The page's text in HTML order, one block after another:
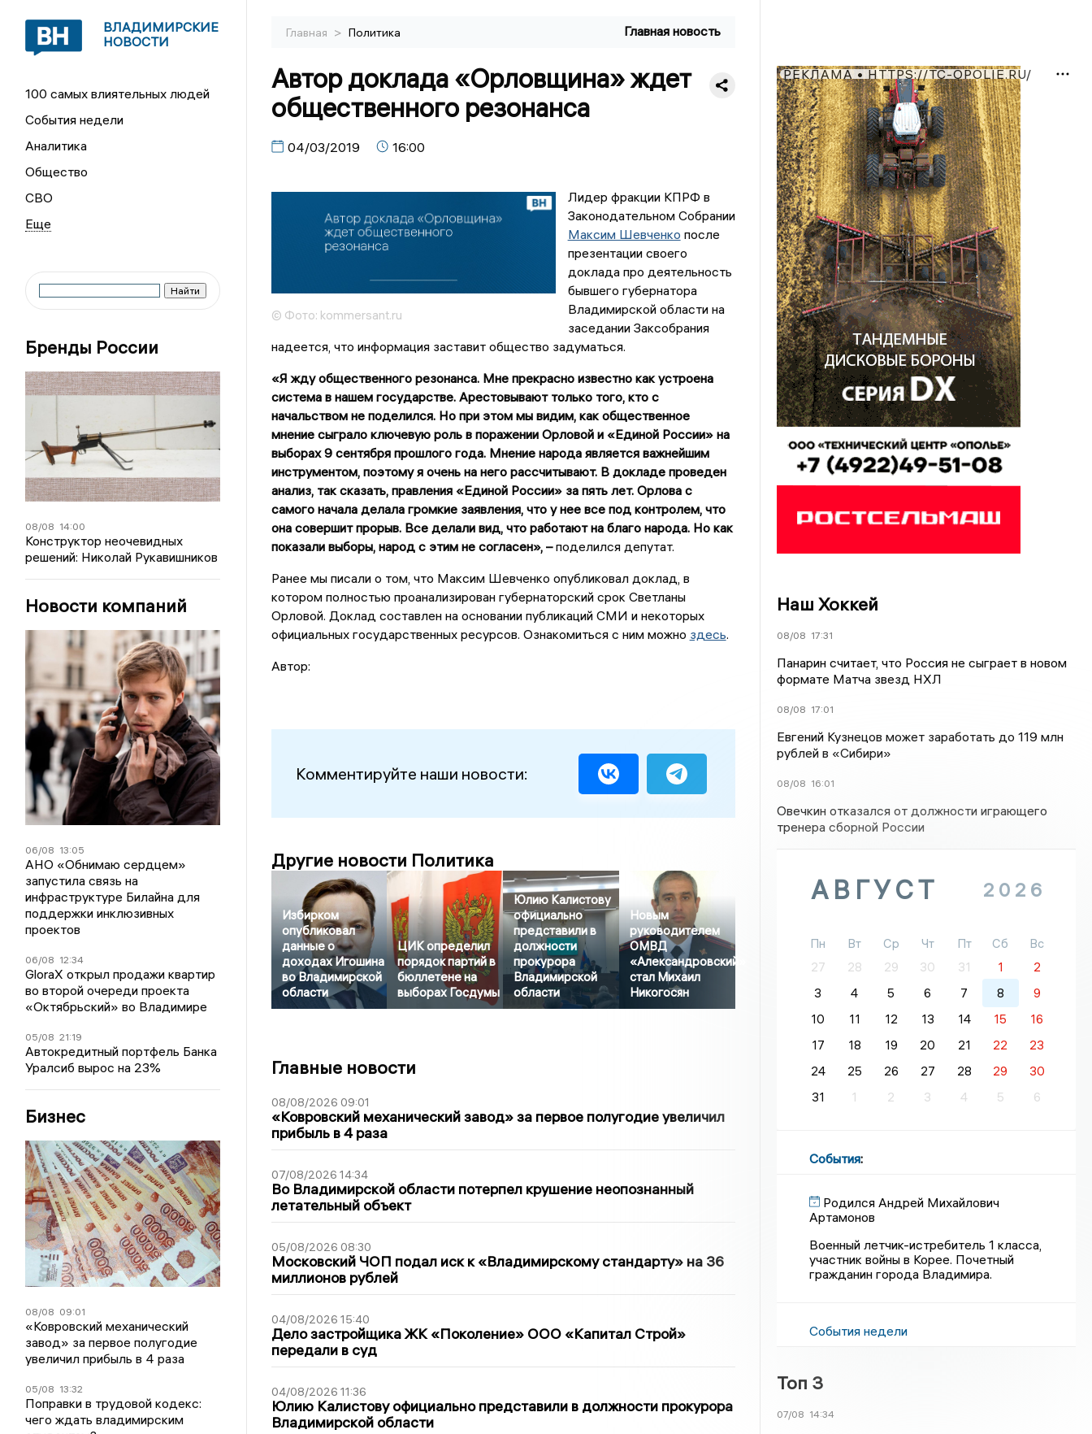
ВЛАДИМИРСКИЕ
НОВОСТИ
100 самых влиятельных людей
События недели
Аналитика
Общество
СВО
Бренды России
08/08 14:00
Конструктор неочевидных
решений: Николай Рукавишников
Новости компаний
06/08 13:05
АНО «Обнимаю сердцем»
запустила связь на
инфраструктуре Билайна для
поддержки инклюзивных
проектов
06/08 12:34
GloraX открыл продажи квартир
во второй очереди проекта
«Октябрьский» во Владимире
05/08 21:19
Автокредитный портфель Банка
Уралсиб вырос на 23%
Бизнес
08/08 09:01
«Ковровский механический
завод» за первое полугодие
увеличил прибыль в 4 раза
05/08 13:32
Поправки в трудовой кодекс:
чего ждать владимирским
Главная > Политика Главная новость
Автор доклада «Орловщина» ждет
общественного резонанса
04/03/2019 16:00
© Фото: kommersant.ru
Лидер фракции КПРФ в
Законодательном Собрании
Максим Шевченко после
презентации своего
доклада про деятельность
бывшего губернатора
Владимирской области на
заседании Заксобрания
надеется, что информация заставит общество задуматься.
«Я жду общественного резонанса. Мне прекрасно известно как устроена
система в нашем государстве. Арестовывают только того, кто с
начальством не поделился. Но при этом мы видим, как общественное
мнение сыграло ключевую роль в поражении Орловой и «Единой России» на
выборах 9 сентября прошлого года. Мнение народа является важнейшим
инструментом, поэтому я очень на него рассчитывают. В докладе проведен
анализ, так сказать, правления «Единой России» за пять лет. Орлова с
самого начала делала громкие заявления, что у нее все под контролем, что
она совершит прорыв. Все делали вид, что работают на благо народа. Но как
показали выборы, народ с этим не согласен», –поделился депутат.
Ранее мы писали о том, что Максим Шевченко опубликовал доклад, в
котором полностью проанализирован губернаторский срок Светланы
Орловой. Доклад составлен на основании публикаций СМИ и некоторых
официальных государственных ресурсов. Ознакомиться с ним можно здесь.
Автор:
Комментируйте наши новости:
Другие новости Политика
Избирком
опубликовал
данные о
доходах Игошина
во Владимирской
области
ЦИК определил
порядок партий в
бюллетене на
выборах Госдумы
Юлию Калистову
официально
представили в
должности
прокурора
Владимирской
области
Новым
руководителем
ОМВД
«Александровский»
стал Михаил
Никогосян
Главные новости
08/08/2026 09:01
«Ковровский механический завод» за первое полугодие увеличил
прибыль в 4 раза
07/08/2026 14:34
Во Владимирской области потерпел крушение неопознанный
летательный объект
05/08/2026 08:30
Московский ЧОП подал иск к «Владимирскому стандарту» на 36
миллионов рублей
04/08/2026 15:40
Дело застройщика ЖК «Поколение» ООО «Капитал Строй»
передали в суд
04/08/2026 11:36
Юлию Калистову официально представили в должности прокурора
Владимирской области
РЕКЛАМА • HTTPS://TC-OPOLIE.RU/
Наш Хоккей
08/08 17:31
Панарин считает, что Россия не сыграет в новом
формате Матча звезд НХЛ
08/08 17:01
Евгений Кузнецов может заработать до 119 млн
рублей в «Сибири»
08/08 16:01
Овечкин отказался от должности играющего
тренера сборной России
АВГУСТ 2026
Пн Вт Ср Чт Пт Сб
Вс
27
28 29 30 31 1
2
3
4 5 6 7 8
9
10
11 12 13 14 15
16
17
18 19 20 21 22
23
24
25 26 27 28 29
30
31
1 2 3 4 5 6
События:
Родился Андрей Михайлович
Артамонов
Военный летчик-истребитель 1 класса,
участник войны в Корее. Почетный
гражданин города Владимира.
События недели
Топ 3
07/08 14:34